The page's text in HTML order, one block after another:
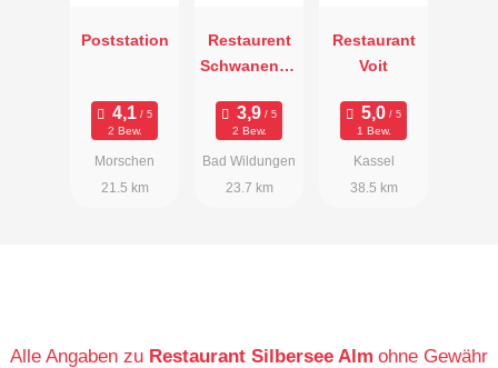
Poststation
2 Bew.
Morschen
21.5 km
Restaurent
Schwanentei
2 Bew.
Bad Wildungen
23.7 km
Restaurant
Voit
1 Bew.
Kassel
38.5 km
Alle Angaben zu Restaurant Silbersee Alm ohne Gewähr